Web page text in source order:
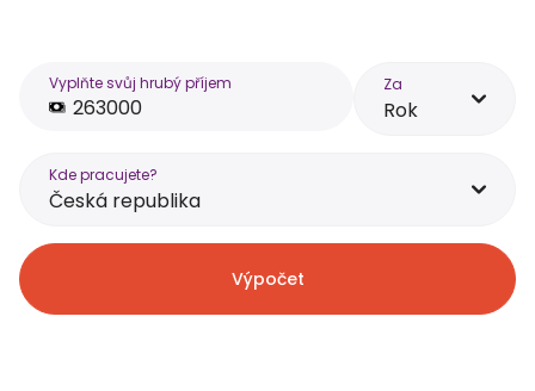
Vyplňte svůj hrubý příjem Za
Rok
Kde pracujete?
Česká republika
Výpočet